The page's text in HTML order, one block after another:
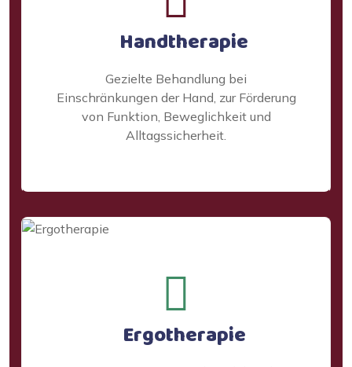
Handtherapie
Gezielte Behandlung bei
Einschränkungen der Hand, zur Förderung
von Funktion, Beweglichkeit und
Alltagssicherheit.
Ergotherapie